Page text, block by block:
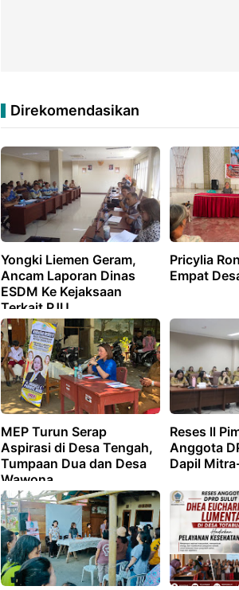
Direkomendasikan
Yongki Liemen Geram,
Ancam Laporan Dinas
ESDM Ke Kejaksaan
Terkait PJU
Pricylia
Empat
MEP Turun Serap
Aspirasi di Desa Tengah,
Tumpaan Dua dan Desa
Wawona
Reses ll
Anggota
Dapil